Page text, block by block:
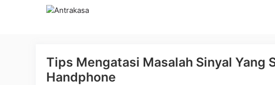
Tips Mengatasi Masalah Sinyal Yang
Handphone